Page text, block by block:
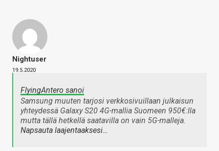
Nightuser
19.5.2020
FlyingAntero sanoi
Samsung muuten tarjosi verkkosivuillaan julkaisun
yhteydessä Galaxy S20 4G-mallia Suomeen 950€:lla
mutta tällä hetkellä saatavilla on vain 5G-malleja.
Napsauta laajentaaksesi…